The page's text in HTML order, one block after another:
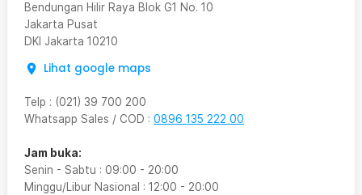
Bendungan Hilir Raya Blok G1 No. 10
Jakarta Pusat
DKI Jakarta 10210
Lihat google maps
Telp : (021) 39 700 200
Whatsapp Sales / COD : 0896 135 222 00
Jam buka:
Senin - Sabtu : 09:00 - 20:00
Minggu/Libur Nasional : 12:00 - 20:00